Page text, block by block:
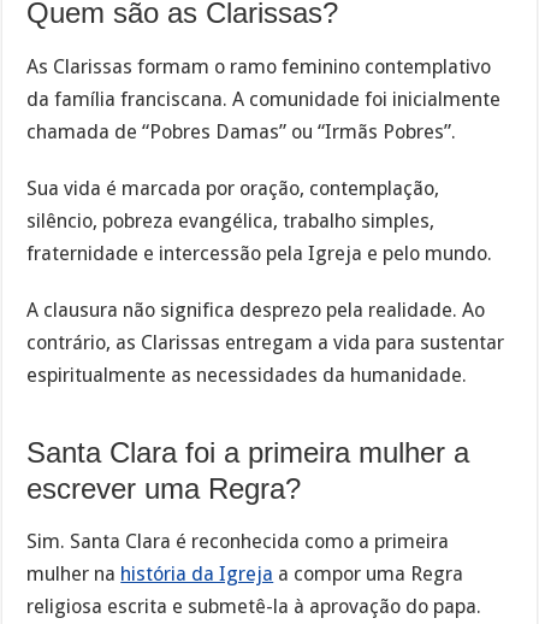
Quem são as Clarissas?
As Clarissas formam o ramo feminino contemplativo
da família franciscana. A comunidade foi inicialmente
chamada de “Pobres Damas” ou “Irmãs Pobres”.
Sua vida é marcada por oração, contemplação,
silêncio, pobreza evangélica, trabalho simples,
fraternidade e intercessão pela Igreja e pelo mundo.
A clausura não significa desprezo pela realidade. Ao
contrário, as Clarissas entregam a vida para sustentar
espiritualmente as necessidades da humanidade.
Santa Clara foi a primeira mulher a
escrever uma Regra?
Sim. Santa Clara é reconhecida como a primeira
mulher na história da Igreja a compor uma Regra
religiosa escrita e submetê-la à aprovação do papa.